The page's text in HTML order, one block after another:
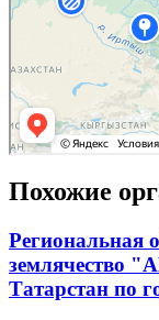
Похожие
Региональная
землячество
Татарстан по